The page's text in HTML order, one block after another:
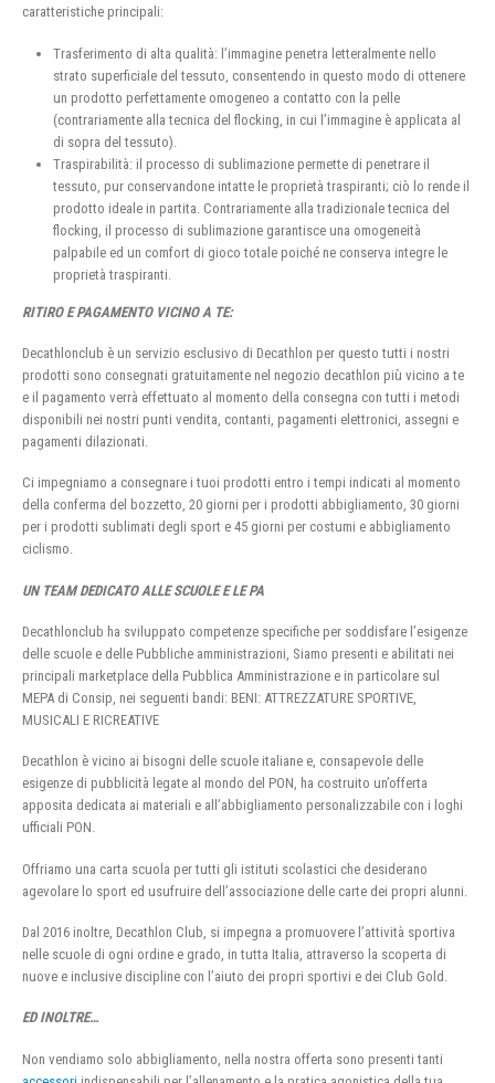
caratteristiche principali:
Trasferimento di alta qualità: l’immagine penetra letteralmente nello
strato superficiale del tessuto, consentendo in questo modo di ottenere
un prodotto perfettamente omogeneo a contatto con la pelle
(contrariamente alla tecnica del flocking, in cui l’immagine è applicata al
di sopra del tessuto).
Traspirabilità: il processo di sublimazione permette di penetrare il
tessuto, pur conservandone intatte le proprietà traspiranti; ciò lo rende il
prodotto ideale in partita. Contrariamente alla tradizionale tecnica del
flocking, il processo di sublimazione garantisce una omogeneità
palpabile ed un comfort di gioco totale poiché ne conserva integre le
proprietà traspiranti.
RITIRO E PAGAMENTO VICINO A TE:
Decathlonclub è un servizio esclusivo di Decathlon per questo tutti i nostri
prodotti sono consegnati gratuitamente nel negozio decathlon più vicino a te
e il pagamento verrà effettuato al momento della consegna con tutti i metodi
disponibili nei nostri punti vendita, contanti, pagamenti elettronici, assegni e
pagamenti dilazionati.
Ci impegniamo a consegnare i tuoi prodotti entro i tempi indicati al momento
della conferma del bozzetto, 20 giorni per i prodotti abbigliamento, 30 giorni
per i prodotti sublimati degli sport e 45 giorni per costumi e abbigliamento
ciclismo.
UN TEAM DEDICATO ALLE SCUOLE E LE PA
Decathlonclub ha sviluppato competenze specifiche per soddisfare l’esigenze
delle scuole e delle Pubbliche amministrazioni, Siamo presenti e abilitati nei
principali marketplace della Pubblica Amministrazione e in particolare sul
MEPA di Consip, nei seguenti bandi: BENI: ATTREZZATURE SPORTIVE,
MUSICALI E RICREATIVE
Decathlon è vicino ai bisogni delle scuole italiane e, consapevole delle
esigenze di pubblicità legate al mondo del PON, ha costruito un’offerta
apposita dedicata ai materiali e all’abbigliamento personalizzabile con i loghi
ufficiali PON.
Offriamo una carta scuola per tutti gli istituti scolastici che desiderano
agevolare lo sport ed usufruire dell’associazione delle carte dei propri alunni.
Dal 2016 inoltre, Decathlon Club, si impegna a promuovere l’attività sportiva
nelle scuole di ogni ordine e grado, in tutta Italia, attraverso la scoperta di
nuove e inclusive discipline con l’aiuto dei propri sportivi e dei Club Gold.
ED INOLTRE…
Non vendiamo solo abbigliamento, nella nostra offerta sono presenti tanti